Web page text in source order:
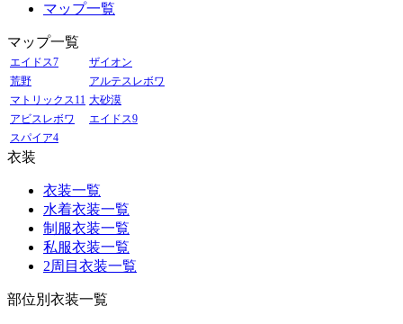
マップ一覧
マップ一覧
エイドス7
ザイオン
荒野
アルテスレボワ
マトリックス11 大砂漠
アビスレボワ
エイドス9
スパイア4
衣装
衣装一覧
水着衣装一覧
制服衣装一覧
私服衣装一覧
2周目衣装一覧
部位別衣装一覧